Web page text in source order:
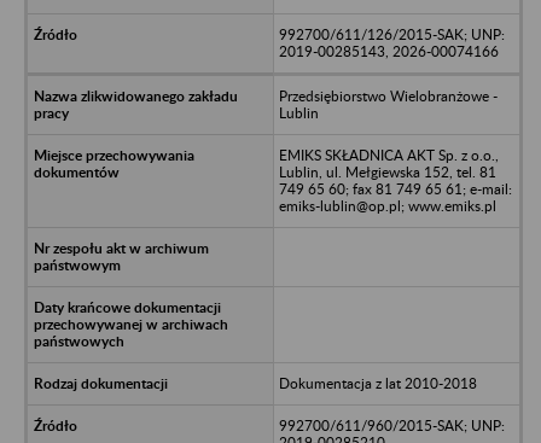
992700/611/126/2015-SAK; UNP:
2019-00285143, 2026-00074166
Przedsiębiorstwo Wielobranżowe -
Lublin
EMIKS SKŁADNICA AKT Sp. z o.o.,
Lublin, ul. Mełgiewska 152, tel. 81
749 65 60; fax 81 749 65 61; e-mail:
emiks-lublin@op.pl; www.emiks.pl
Dokumentacja z lat 2010-2018
992700/611/960/2015-SAK; UNP: